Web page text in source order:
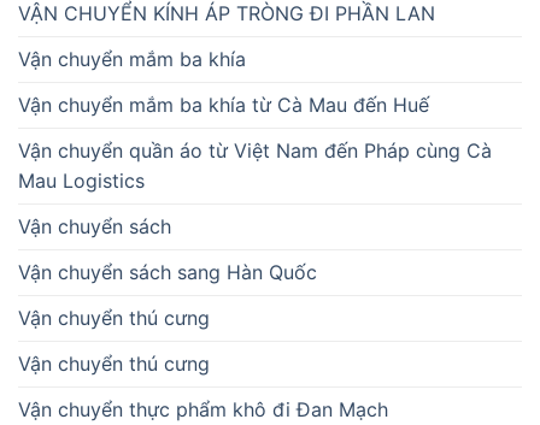
VẬN CHUYỂN KÍNH ÁP TRÒNG ĐI PHẦN LAN
Vận chuyển mắm ba khía
Vận chuyển mắm ba khía từ Cà Mau đến Huế
Vận chuyển quần áo từ Việt Nam đến Pháp cùng Cà
Mau Logistics
Vận chuyển sách
Vận chuyển sách sang Hàn Quốc
Vận chuyển thú cưng
Vận chuyển thú cưng
Vận chuyển thực phẩm khô đi Đan Mạch